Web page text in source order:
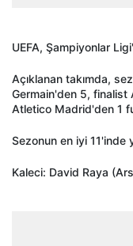
UEFA, Şampiyonlar
Açıklanan takımda,
Germain'den 5, finalist
Atletico Madrid'den 1
Sezonun en iyi 11'inde
Kaleci: David Raya